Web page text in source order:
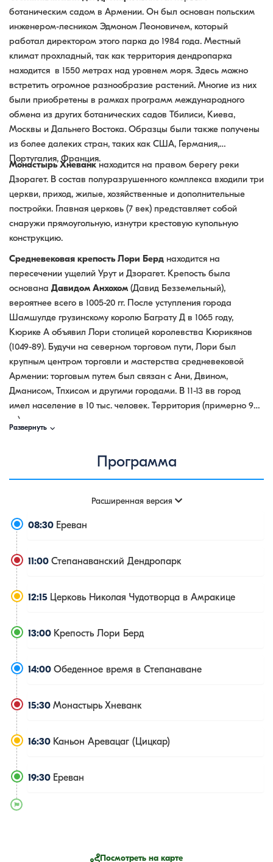
ботаническим садом в Армении. Он был основан польским
инженером-лесником Эдмоном Леоновичем, который
работал директором этого парка до 1984 года. Местный
климат прохладный, так как территория дендропарка
находится в 1550 метрах над уровнем моря. Здесь можно
встретить огромное разнообразие растений. Многие из них
были приобретены в рамках программ международного
обмена из других ботанических садов Тбилиси, Киева,
Москвы и Дальнего Востока. Образцы были также получены
из более далеких стран, таких как США, Германия,
Португалия, Франция.
Монастырь Хневанкнаходится на правом берегу реки
Дзорагет. В состав полуразрушенного комплекса входили три
церкви, приход, жилые, хозяйственные и дополнительные
постройки. Главная церковь (7 век) представляет собой
снаружи прямоугольную, изнутри крестовую купольную
конструкцию.
Средневековая крепость Лори Берд находится на
пересечении ущелий Урут и Дзорагет. Крепость была
основана Давидом Анхохом(Давид Безземельный),
вероятнее всего в 1005-20 гг. После уступления города
Шамшулде гpузинскому королю Баграту Д в 1065 году,
Кюрике А объявил Лори столицей королевства Кюрикянов
(1049-89). Будучи на северном торговом пути, Лори был
крупным центром торговли и мастерства средневековой
Армении: торговым путем был связан с Ани, Двином,
Дманисом, Тпхисом и другими городами. В 11-13 вв город
имел население в 10 тыс. человек. Территория (примерно 9
га), окруженная первыми крепостными воротами города,
выполняла роль акрополя.
Развернуть ⌵
Программа
Расширенная версия
08:30 Ереван
11:00 Степанаванский Дендропарк
12:15 Церковь Николая Чудотворца в Амракице
13:00 Крепость Лори Берд
14:00 Обеденное время в Степанаване
15:30 Монастырь Хневанк
16:30 Каньон Аревацаг (Цицкар)
19:30 Ереван
Посмотреть на карте